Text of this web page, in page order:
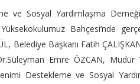
ve Sosyal Yardımlaşma
Bahçesi’nde
Belediye Başkanı Fatih
Emre ÖZCAN, Müdür
Destekleme ve Sosyal